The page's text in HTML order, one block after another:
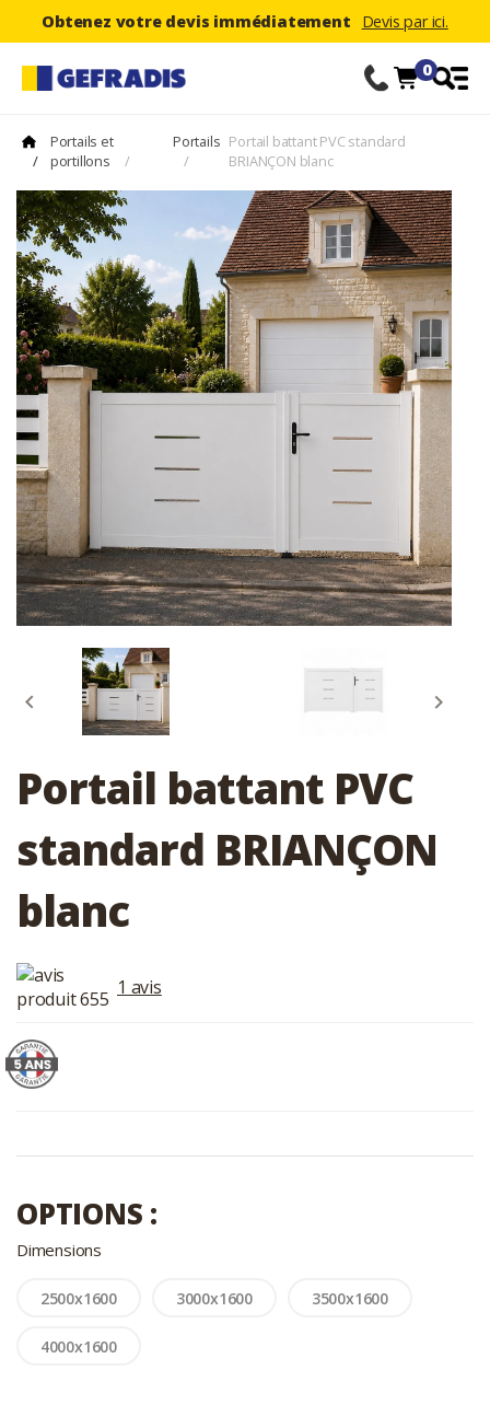
Obtenez votre devis immédiatement Devis par ici.
0
/
Portails et
portillons
/
Portails
/
Portail battant PVC standard
BRIANÇON blanc
 
Portail battant PVC
standard BRIANÇON
blanc
1 avis
OPTIONS :
Dimensions
2500x1600 3000x1600 3500x1600
4000x1600